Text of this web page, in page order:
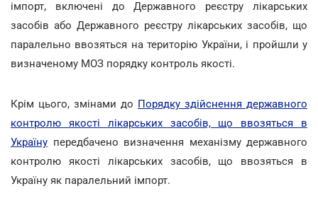
імпорт, включені до Державного реєстру лікарських
засобів або Державного реєстру лікарських засобів, що
паралельно ввозяться на територію України, і пройшли у
визначеному МОЗ порядку контроль якості.
Крім цього, змінами до Порядку здійснення державного
контролю якості лікарських засобів, що ввозяться в
Україну передбачено визначення механізму державного
контролю якості лікарських засобів, що ввозяться в
Україну як паралельний імпорт.